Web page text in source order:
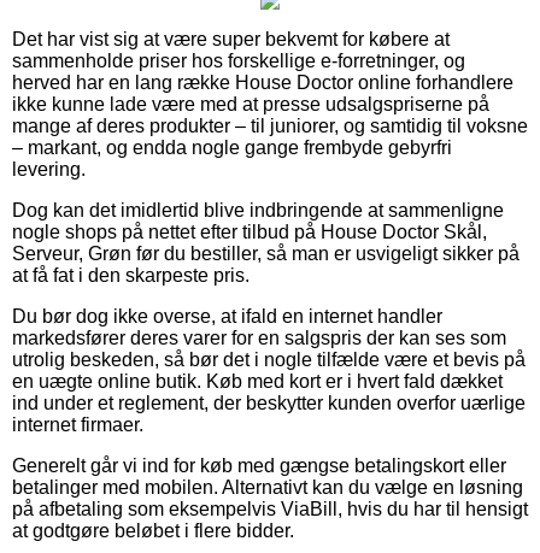
Det har vist sig at være super bekvemt for købere at
sammenholde priser hos forskellige e-forretninger, og
herved har en lang række House Doctor online forhandlere
ikke kunne lade være med at presse udsalgspriserne på
mange af deres produkter – til juniorer, og samtidig til voksne
– markant, og endda nogle gange frembyde gebyrfri
levering.
Dog kan det imidlertid blive indbringende at sammenligne
nogle shops på nettet efter tilbud på House Doctor Skål,
Serveur, Grøn før du bestiller, så man er usvigeligt sikker på
at få fat i den skarpeste pris.
Du bør dog ikke overse, at ifald en internet handler
markedsfører deres varer for en salgspris der kan ses som
utrolig beskeden, så bør det i nogle tilfælde være et bevis på
en uægte online butik. Køb med kort er i hvert fald dækket
ind under et reglement, der beskytter kunden overfor uærlige
internet firmaer.
Generelt går vi ind for køb med gængse betalingskort eller
betalinger med mobilen. Alternativt kan du vælge en løsning
på afbetaling som eksempelvis ViaBill, hvis du har til hensigt
at godtgøre beløbet i flere bidder.